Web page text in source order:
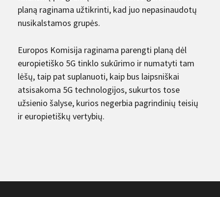
planą raginama užtikrinti, kad juo nepasinaudotų
nusikalstamos grupės.
Europos Komisija raginama parengti planą dėl
europietiško 5G tinklo sukūrimo ir numatyti tam
lėšų, taip pat suplanuoti, kaip bus laipsniškai
atsisakoma 5G technologijos, sukurtos tose
užsienio šalyse, kurios negerbia pagrindinių teisių
ir europietiškų vertybių.